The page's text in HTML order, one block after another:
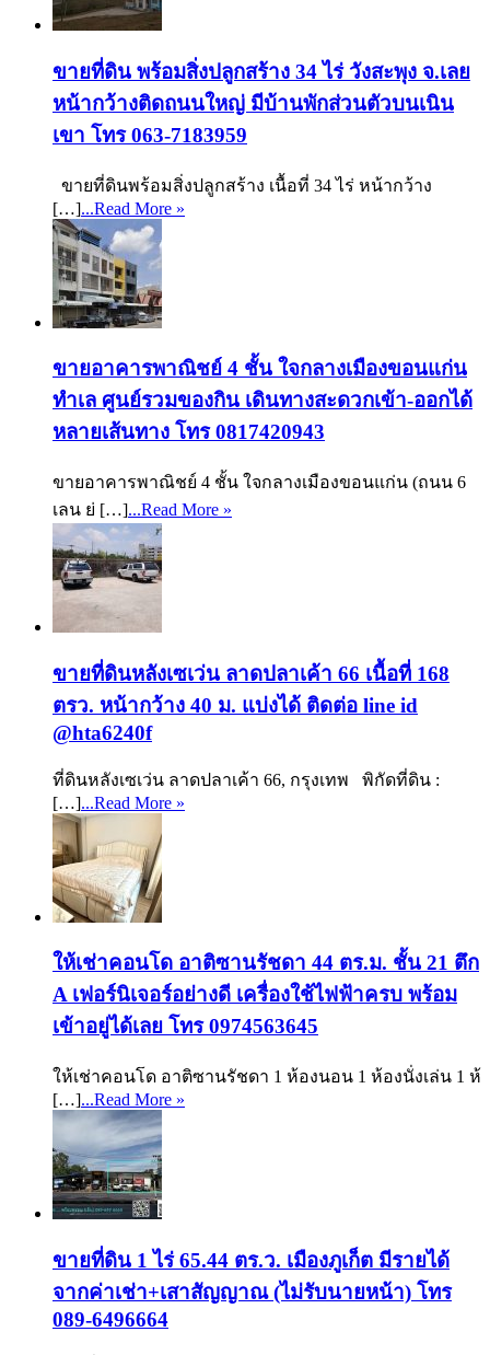
ขายที่ดิน พร้อมสิ่งปลูกสร้าง 34 ไร่ วังสะพุง จ.เลย
หน้ากว้างติดถนนใหญ่ มีบ้านพักส่วนตัวบนเนิน
เขา โทร 063-7183959
ขายที่ดินพร้อมสิ่งปลูกสร้าง เนื้อที่ 34 ไร่ หน้ากว้าง
[…]...Read More »
ขายอาคารพาณิชย์ 4 ชั้น ใจกลางเมืองขอนแก่น
ทำเล ศูนย์รวมของกิน เดินทางสะดวกเข้า-ออกได้
หลายเส้นทาง โทร 0817420943
ขายอาคารพาณิชย์ 4 ชั้น ใจกลางเมืองขอนแก่น (ถนน 6
เลน ย่ […]...Read More »
ขายที่ดินหลังเซเว่น ลาดปลาเค้า 66 เนื้อที่ 168
ตรว. หน้ากว้าง 40 ม. แบ่งได้ ติดต่อ line id
@hta6240f
ที่ดินหลังเซเว่น ลาดปลาเค้า 66, กรุงเทพ พิกัดที่ดิน :
[…]...Read More »
ให้เช่าคอนโด อาติซานรัชดา 44 ตร.ม. ชั้น 21 ตึก
A เฟอร์นิเจอร์อย่างดี เครื่องใช้ไฟฟ้าครบ พร้อม
เข้าอยู่ได้เลย โทร 0974563645
ให้เช่าคอนโด อาติซานรัชดา 1 ห้องนอน 1 ห้องนั่งเล่น 1 ห้
[…]...Read More »
ขายที่ดิน 1 ไร่ 65.44 ตร.ว. เมืองภูเก็ต มีรายได้
จากค่าเช่า+เสาสัญญาณ (ไม่รับนายหน้า) โทร
089-6496664